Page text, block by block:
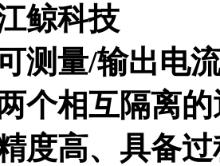
鲸科技
测量/输出电
个相互隔离
度高、具备